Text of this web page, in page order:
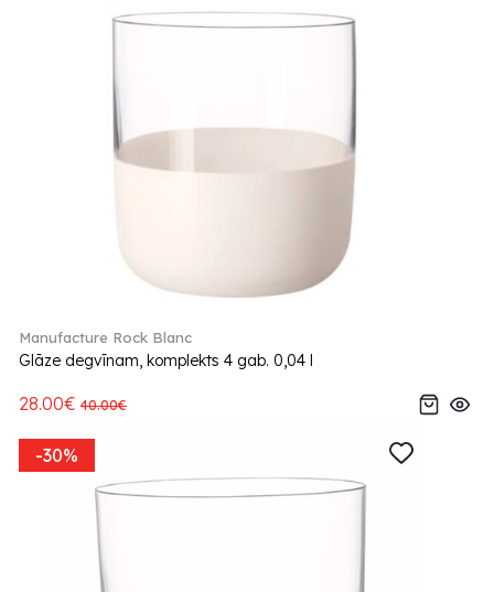
Manufacture Rock Blanc
Glāze degvīnam, komplekts 4 gab. 0,04 l
28.00€ 40.00€
-30%